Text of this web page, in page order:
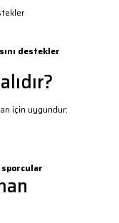
destekler
için uygundur: